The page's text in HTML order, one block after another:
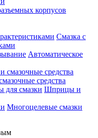
корпусов
Смазка с
Автоматическое
средства
Шприцы и
Многоцелевые смазки